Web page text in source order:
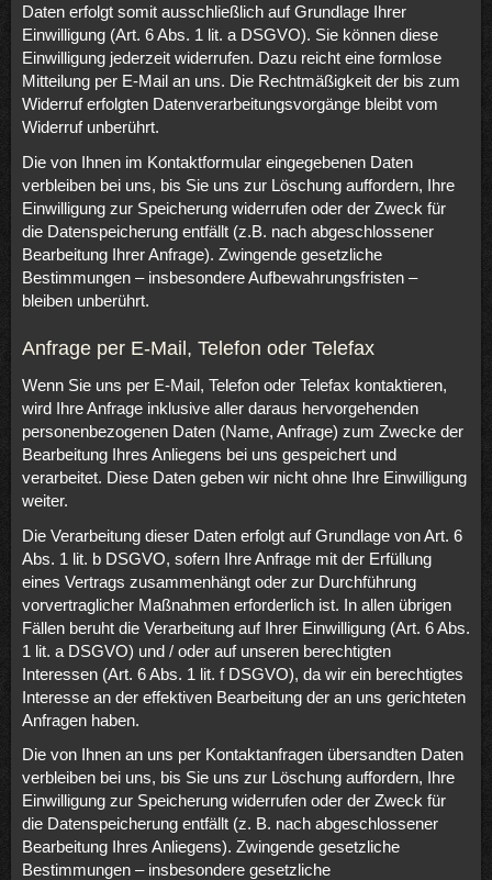
Daten erfolgt somit ausschließlich auf Grundlage Ihrer
Einwilligung (Art. 6 Abs. 1 lit. a DSGVO). Sie können diese
Einwilligung jederzeit widerrufen. Dazu reicht eine formlose
Mitteilung per E-Mail an uns. Die Rechtmäßigkeit der bis zum
Widerruf erfolgten Datenverarbeitungsvorgänge bleibt vom
Widerruf unberührt.
Die von Ihnen im Kontaktformular eingegebenen Daten
verbleiben bei uns, bis Sie uns zur Löschung auffordern, Ihre
Einwilligung zur Speicherung widerrufen oder der Zweck für
die Datenspeicherung entfällt (z.B. nach abgeschlossener
Bearbeitung Ihrer Anfrage). Zwingende gesetzliche
Bestimmungen – insbesondere Aufbewahrungsfristen –
bleiben unberührt.
Anfrage per E-Mail, Telefon oder Telefax
Wenn Sie uns per E-Mail, Telefon oder Telefax kontaktieren,
wird Ihre Anfrage inklusive aller daraus hervorgehenden
personenbezogenen Daten (Name, Anfrage) zum Zwecke der
Bearbeitung Ihres Anliegens bei uns gespeichert und
verarbeitet. Diese Daten geben wir nicht ohne Ihre Einwilligung
weiter.
Die Verarbeitung dieser Daten erfolgt auf Grundlage von Art. 6
Abs. 1 lit. b DSGVO, sofern Ihre Anfrage mit der Erfüllung
eines Vertrags zusammenhängt oder zur Durchführung
vorvertraglicher Maßnahmen erforderlich ist. In allen übrigen
Fällen beruht die Verarbeitung auf Ihrer Einwilligung (Art. 6 Abs.
1 lit. a DSGVO) und / oder auf unseren berechtigten
Interessen (Art. 6 Abs. 1 lit. f DSGVO), da wir ein berechtigtes
Interesse an der effektiven Bearbeitung der an uns gerichteten
Anfragen haben.
Die von Ihnen an uns per Kontaktanfragen übersandten Daten
verbleiben bei uns, bis Sie uns zur Löschung auffordern, Ihre
Einwilligung zur Speicherung widerrufen oder der Zweck für
die Datenspeicherung entfällt (z. B. nach abgeschlossener
Bearbeitung Ihres Anliegens). Zwingende gesetzliche
Bestimmungen – insbesondere gesetzliche